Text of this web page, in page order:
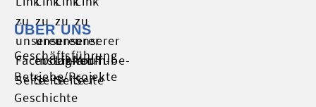
ÜBER UNS
Geschäftsführung
Betriebe/Projekte
Geschichte